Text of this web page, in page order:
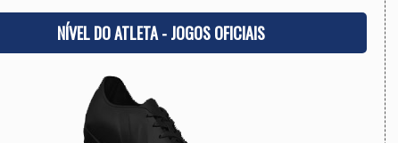
NÍVEL DO ATLETA - JOGOS OFICIAIS